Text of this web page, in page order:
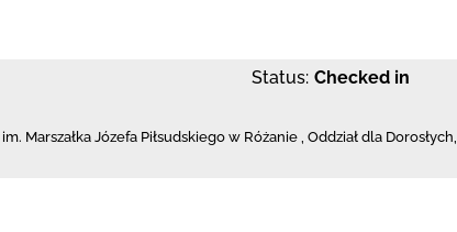
Status: Checked in
im. Marszałka Józefa Piłsudskiego w Różanie , Oddział dla Dorosłych,